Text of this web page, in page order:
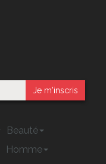
Je m'inscris
Beauté
Homme